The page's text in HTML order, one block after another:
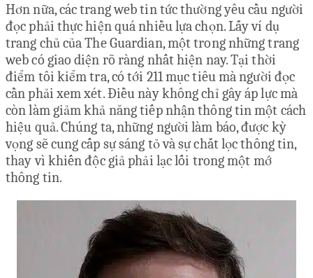
Hơn nữa, các trang web tin tức thường yêu cầu người
đọc phải thực hiện quá nhiều lựa chọn. Lấy ví dụ
trang chủ của The Guardian, một trong những trang
web có giao diện rõ ràng nhất hiện nay. Tại thời
điểm tôi kiểm tra, có tới 211 mục tiêu mà người đọc
cần phải xem xét. Điều này không chỉ gây áp lực mà
còn làm giảm khả năng tiếp nhận thông tin một cách
hiệu quả. Chúng ta, những người làm báo, được kỳ
vọng sẽ cung cấp sự sáng tỏ và sự chắt lọc thông tin,
thay vì khiến độc giả phải lạc lối trong một mớ
thông tin.